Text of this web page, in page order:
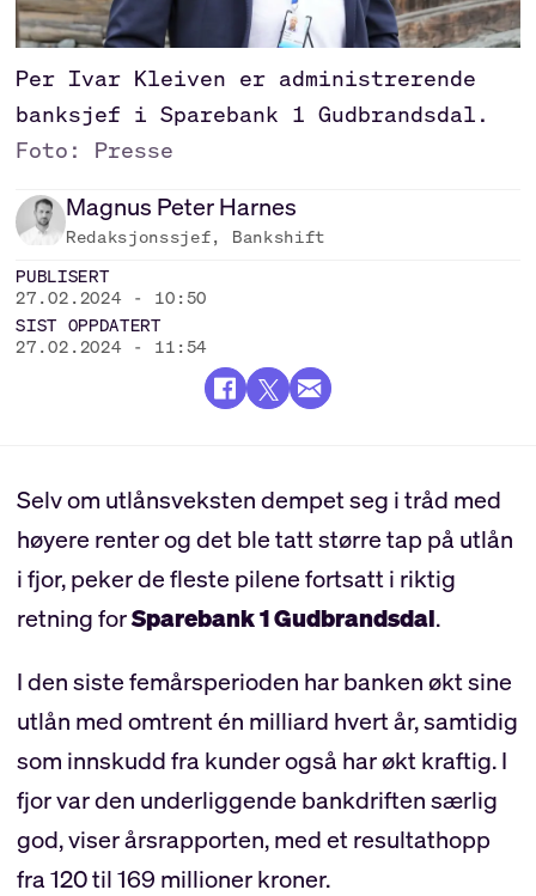
Per Ivar Kleiven er administrerende
banksjef i Sparebank 1 Gudbrandsdal.
Foto: Presse
Magnus PeterHarnes
Redaksjonssjef, Bankshift
PUBLISERT
27.02.2024 - 10:50
SIST OPPDATERT
27.02.2024 - 11:54
Selv om utlånsveksten dempet seg i tråd med
høyere renter og det ble tatt større tap på utlån
i fjor, peker de fleste pilene fortsatt i riktig
retning forSparebank 1 Gudbrandsdal.
I den siste femårsperioden har banken økt sine
utlån med omtrent én milliard hvert år, samtidig
som innskudd fra kunder også har økt kraftig. I
fjor var den underliggende bankdriften særlig
god, viser årsrapporten, med et resultathopp
fra 120 til 169 millioner kroner.